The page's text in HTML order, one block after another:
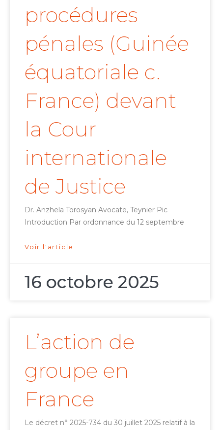
procédures
pénales (Guinée
équatoriale c.
France) devant
la Cour
internationale
de Justice
Dr. Anzhela Torosyan Avocate, Teynier Pic
Introduction Par ordonnance du 12 septembre
Voir l'article
16 octobre 2025
L’action de
groupe en
France
Le décret n° 2025-734 du 30 juillet 2025 relatif à la